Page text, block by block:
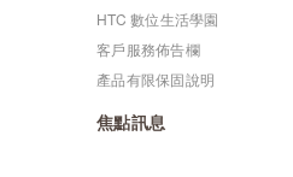
HTC 數位生活學園
客戶服務佈告欄
產品有限保固說明
焦點訊息